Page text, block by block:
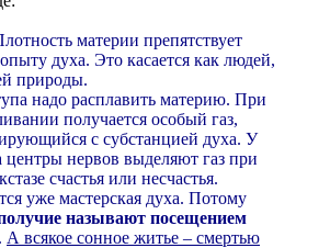
материи препятствует
духа. Это касается как людей,
природы.
надо расплавить материю. При
получается особый газ,
с субстанцией духа. У
центры нервов выделяют газ при
счастья или несчастья.
уже мастерская духа. Потому
называют посещением
. А всякое сонное житье – смертью